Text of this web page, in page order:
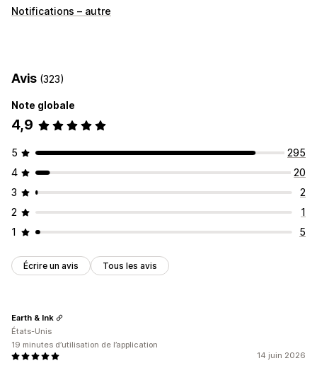
Notifications – autre
Avis (323)
Note globale
4,9
5
295
4
20
3
2
2
1
1
5
Écrire un avis Tous les avis
14 juin 2026
Earth & Ink
États-Unis
19 minutes d’utilisation de l’application